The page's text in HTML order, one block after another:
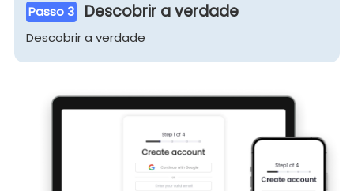
Passo 3 Descobrir a verdade
Descobrir a verdade